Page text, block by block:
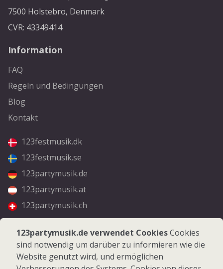
7500 Holstebro, Denmark
CVR: 43349414
Information
FAQ
Regeln und Bedingungen
Blog
Kontakt
123festmusik.dk
123festmusik.se
123partymusik.de
123partymusik.at
123partymusik.ch
Folgen Sie uns
Facebook
Instagram
123partymusik.de verwendet CookiesCookies
sind notwendig um darüber zu informieren wie die
Website genutzt wird, und ermöglichen